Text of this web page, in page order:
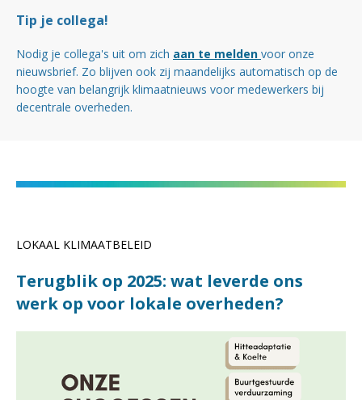
Tip je collega!
Nodig je collega's uit om zich aan te melden voor onze
nieuwsbrief. Zo blijven ook zij maandelijks automatisch op de
hoogte van belangrijk klimaatnieuws voor medewerkers bij
decentrale overheden.
LOKAAL KLIMAATBELEID
Terugblik op 2025: wat leverde ons
werk op voor lokale overheden?